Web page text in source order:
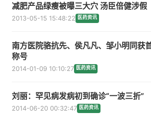
减肥产品绿瘦被曝三大穴 汤臣倍健涉假
2013-05-15 15:48:22 医药资讯
南方医院骆抗先、侯凡凡、邹小明同获
称号
2014-01-09 10:10:27 医药资讯
刘丽：罕见病发病初到确诊“一波三折”
2014-06-20 00:32:47 医药资讯